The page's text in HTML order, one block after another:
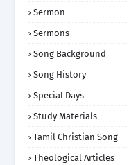
Sermon
Sermons
Song Background
Song History
Special Days
Study Materials
Tamil Christian Song
Theological Articles